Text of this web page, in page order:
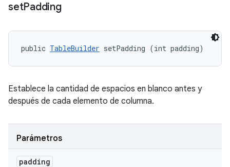
setPadding
public TableBuilder setPadding (int padding)
Establece la cantidad de espacios en blanco antes y
después de cada elemento de columna.
Parámetros
padding